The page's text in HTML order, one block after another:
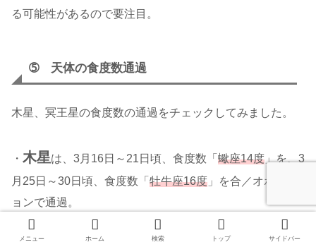
る可能性があるので要注目。
➄ 天体の食度数通過
木星、冥王星の食度数の通過をチェックしてみました。
・ 木星は、3月16日～21日頃、食度数「 蠍座14度 」を、3
月25日～30日頃、食度数「 牡牛座16度 」を合／オポジシ
ョンで通過。
この期間は、木星の「拡大」という象徴が特に強調される
メニュー ホーム 検索 トップ サイドバー